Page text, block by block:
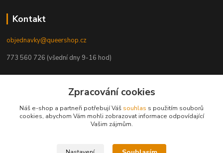
Kontakt
objednavky@queershop.cz
773 560 726 (všední dny 9-16 hod)
Trans*parent
Zpracování cookies
Náš e-shop a partneři potřebují Váš souhlas s použitím souborů
cookies, abychom Vám mohli zobrazovat informace odpovídající
Vašim zájmům.